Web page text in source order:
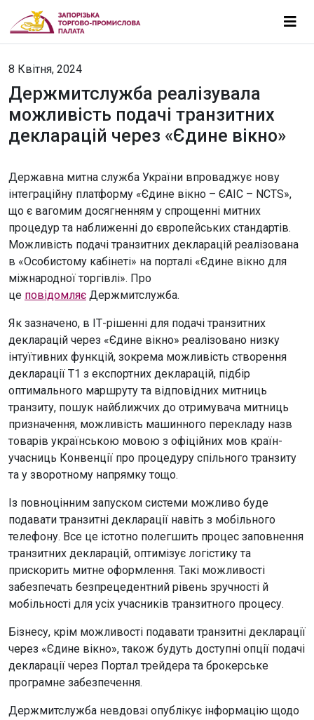
8 Квітня, 2024
Держмитслужба реалізувала
можливість подачі транзитних
декларацій через «Єдине вікно»
Державна митна служба України впроваджує нову
інтеграційну платформу «Єдине вікно – ЄАІС – NCTS»,
що є вагомим досягненням у спрощенні митних
процедур та наближенні до європейських стандартів.
Можливість подачі транзитних декларацій реалізована
в «Особистому кабінеті» на порталі «Єдине вікно для
міжнародної торгівлі». Про
це повідомляє Держмитслужба.
Як зазначено, в ІТ-рішенні для подачі транзитних
декларацій через «Єдине вікно» реалізовано низку
інтуїтивних функцій, зокрема можливість створення
декларації Т1 з експортних декларацій, підбір
оптимального маршруту та відповідних митниць
транзиту, пошук найближчих до отримувача митниць
призначення, можливість машинного перекладу назв
товарів українською мовою з офіційних мов країн-
учасниць Конвенції про процедуру спільного транзиту
та у зворотному напрямку тощо.
Із повноцінним запуском системи можливо буде
подавати транзитні декларації навіть з мобільного
телефону. Все це істотно полегшить процес заповнення
транзитних декларацій, оптимізує логістику та
прискорить митне оформлення. Такі можливості
забезпечать безпрецедентний рівень зручності й
мобільності для усіх учасників транзитного процесу.
Бізнесу, крім можливості подавати транзитні декларації
через «Єдине вікно», також будуть доступні опції подачі
декларації через Портал трейдера та брокерське
програмне забезпечення.
Держмитслужба невдовзі опублікує інформацію щодо